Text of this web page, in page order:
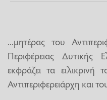
...μητέρας του
Περιφέρειας Δυτικής
εκφράζει τα
Αντιπεριφερειάρχη και